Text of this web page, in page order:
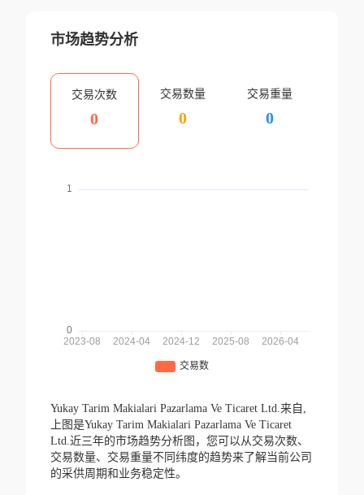
市场趋势分析
交易次数
0
交易数量
0
交易重量
0
Yukay Tarim Makialari Pazarlama Ve Ticaret Ltd.来自,
上图是Yukay Tarim Makialari Pazarlama Ve Ticaret
Ltd.近三年的市场趋势分析图，您可以从交易次数、
交易数量、交易重量不同纬度的趋势来了解当前公司
的采供周期和业务稳定性。